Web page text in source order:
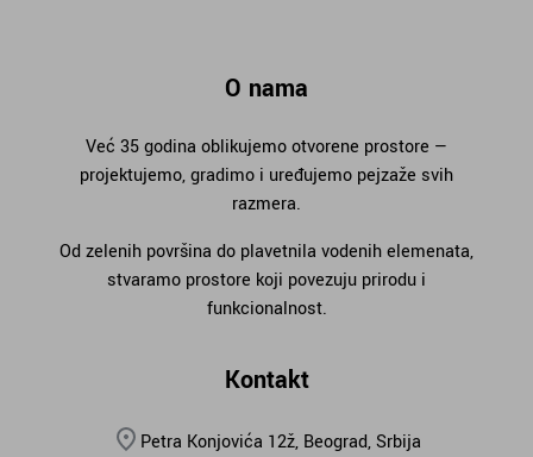
O nama
Već 35 godina oblikujemo otvorene prostore —
projektujemo, gradimo i uređujemo pejzaže svih
razmera.
Od zelenih površina do plavetnila vodenih elemenata,
stvaramo prostore koji povezuju prirodu i
funkcionalnost.
Kontakt
Petra Konjovića 12ž, Beograd, Srbija